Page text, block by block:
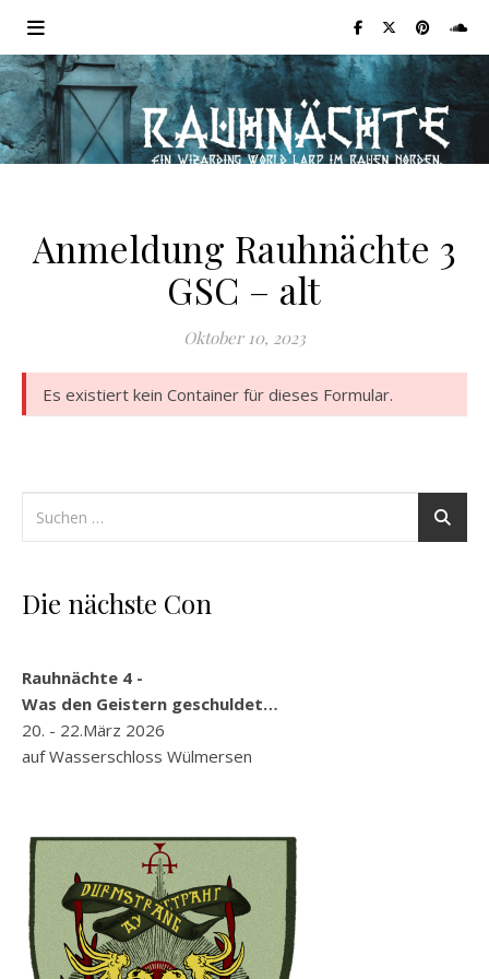
Anmeldung Rauhnächte 3
GSC – alt
Oktober 10, 2023
Es existiert kein Container für dieses Formular.
Die nächste Con
Rauhnächte 4 -
Was den Geistern geschuldet…
20. - 22.März 2026
auf Wasserschloss Wülmersen